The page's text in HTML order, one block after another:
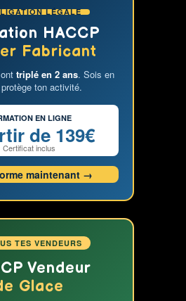
LÉGALE
HACCP
Fabricant
triplé en 2 ans. Sois en
ton activité.
EN LIGNE
de 139€
Certificat inclus
maintenant →
TES VENDEURS
Vendeur
Glace